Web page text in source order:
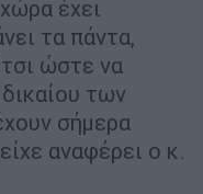
έχει
τα πάντα,
ώστε να
των
σήμερα
αναφέρει ο κ.